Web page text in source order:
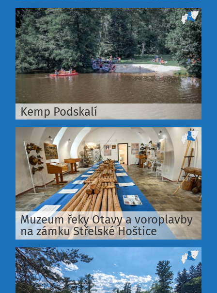
Kemp Podskalí
Muzeum řeky Otavy a voroplavby
na zámku Střelské Hoštice